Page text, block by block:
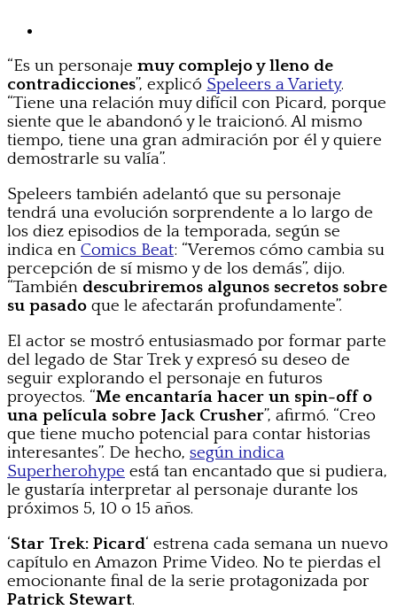
“Es un personaje muy complejo y lleno de
contradicciones”, explicó Speleers a Variety.
“Tiene una relación muy difícil con Picard, porque
siente que le abandonó y le traicionó. Al mismo
tiempo, tiene una gran admiración por él y quiere
demostrarle su valía”.
Speleers también adelantó que su personaje
tendrá una evolución sorprendente a lo largo de
los diez episodios de la temporada, según se
indica en Comics Beat: “Veremos cómo cambia su
percepción de sí mismo y de los demás”, dijo.
“También descubriremos algunos secretos sobre
su pasado que le afectarán profundamente”.
El actor se mostró entusiasmado por formar parte
del legado de Star Trek y expresó su deseo de
seguir explorando el personaje en futuros
proyectos. “Me encantaría hacer un spin-off o
una película sobre Jack Crusher”, afirmó. “Creo
que tiene mucho potencial para contar historias
interesantes”. De hecho, según indica
Superherohype está tan encantado que si pudiera,
le gustaría interpretar al personaje durante los
próximos 5, 10 o 15 años.
‘Star Trek: Picard‘ estrena cada semana un nuevo
capítulo en Amazon Prime Video. No te pierdas el
emocionante final de la serie protagonizada por
Patrick Stewart.